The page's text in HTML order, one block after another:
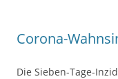
Corona-
Die Sieben-Tage-